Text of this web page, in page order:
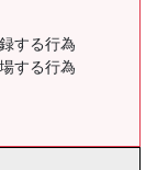
する行為
する行為